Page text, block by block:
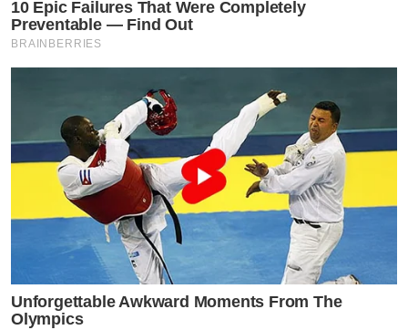
10 Epic Failures That Were Completely
Preventable — Find Out
BRAINBERRIES
Unforgettable Awkward Moments From The
Olympics